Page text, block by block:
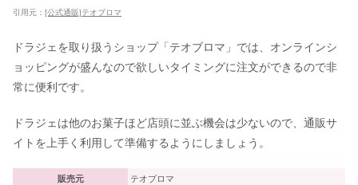
引用元： [公式通販]テオブロマ
ドラジェを取り扱うショップ「テオブロマ」では、オンラインシ
ョッピングが盛んなので欲しいタイミングに注文ができるので非
常に便利です。
ドラジェは他のお菓子ほど店頭に並ぶ機会は少ないので、通販サ
イトを上手く利用して準備するようにしましょう。
販売元 テオブロマ